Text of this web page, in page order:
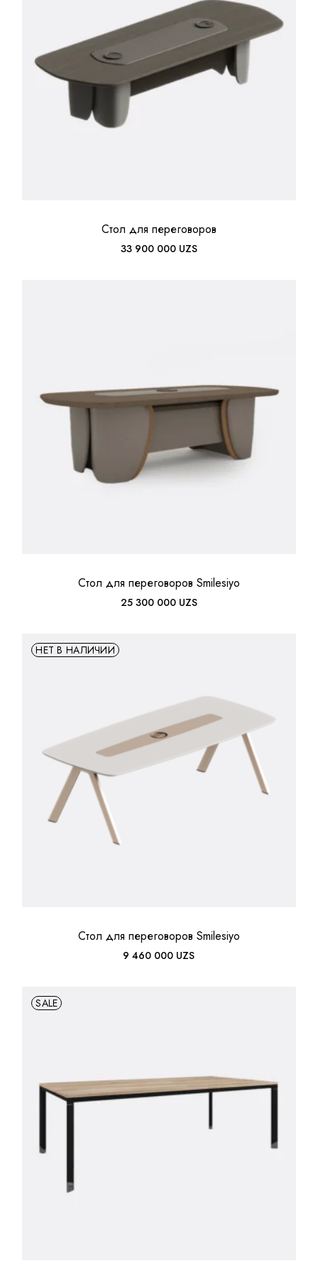
Стол для переговоров
33 900 000 UZS
Стол для переговоров Smilesiyo
25 300 000 UZS
НЕТ В НАЛИЧИИ
Стол для переговоров Smilesiyo
9 460 000 UZS
SALE